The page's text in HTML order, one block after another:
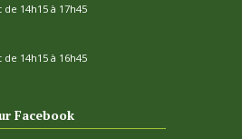
de 14h15 à 17h45
de 14h15 à 16h45
Facebook